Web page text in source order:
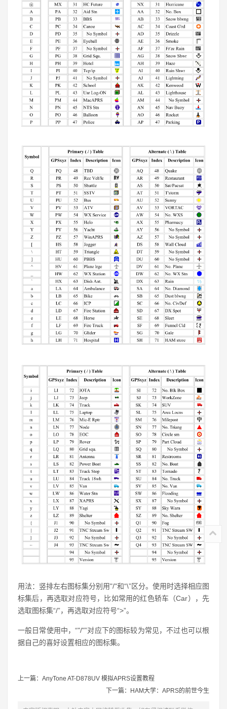
用法：竖排左右图标集分别用"/"和“\”区分。使用时选择相应图
标集后，再选取对应符号，比如常用的红色轿车（Car），先
选取图标集“/”，再选取对应符号“>”。
一般日常使用中，“"/"”对应下的图标较为常见，不过也可以根
据自己的喜好设置相应的图标集。
上一篇：AnyTone AT-D878UV 模拟APRS设置教程
下一篇：HAM大学：APRS的前世今生